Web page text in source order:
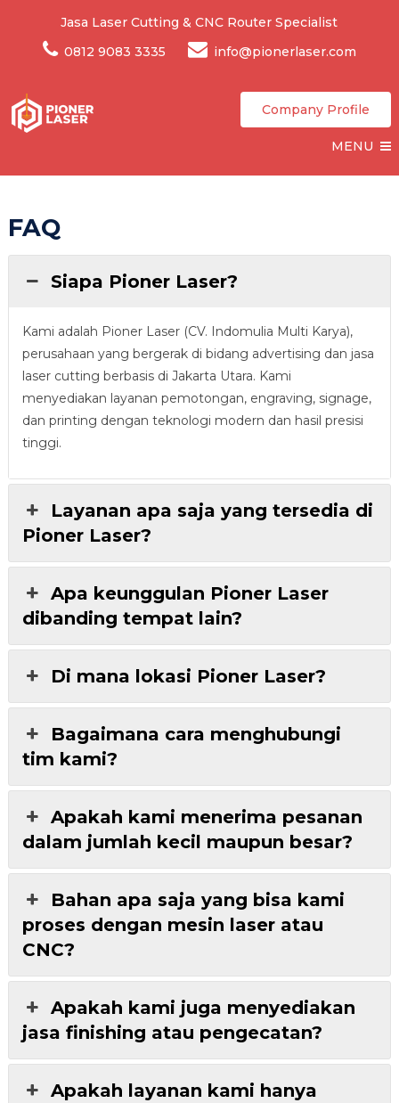
Jasa Laser Cutting & CNC Router Specialist
0812 9083 3335
info@pionerlaser.com
Company Profile
MENU
FAQ
Siapa Pioner Laser?
Kami adalah Pioner Laser (CV. Indomulia Multi Karya),
perusahaan yang bergerak di bidang advertising dan jasa
laser cutting berbasis di Jakarta Utara. Kami
menyediakan layanan pemotongan, engraving, signage,
dan printing dengan teknologi modern dan hasil presisi
tinggi.
Layanan apa saja yang tersedia di
Pioner Laser?
Apa keunggulan Pioner Laser
dibanding tempat lain?
Di mana lokasi Pioner Laser?
Bagaimana cara menghubungi
tim kami?
Apakah kami menerima pesanan
dalam jumlah kecil maupun besar?
Bahan apa saja yang bisa kami
proses dengan mesin laser atau
CNC?
Apakah kami juga menyediakan
jasa finishing atau pengecatan?
Apakah layanan kami hanya